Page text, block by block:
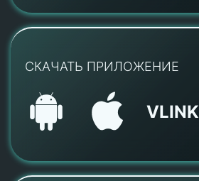
СКАЧАТЬ ПРИЛОЖЕНИЕ
VLINK